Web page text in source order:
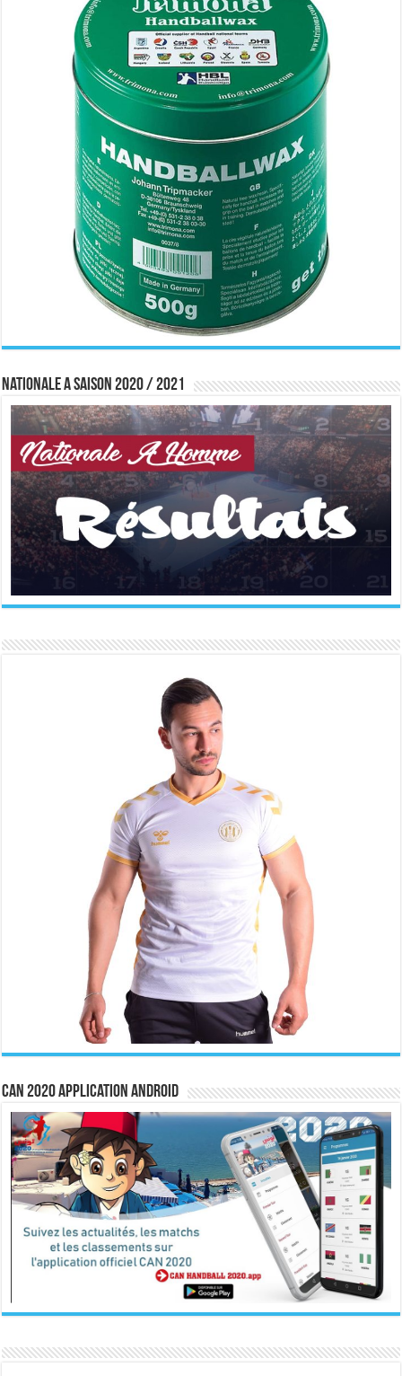
Nationale A saison 2020 / 2021
CAN 2020 Application Android